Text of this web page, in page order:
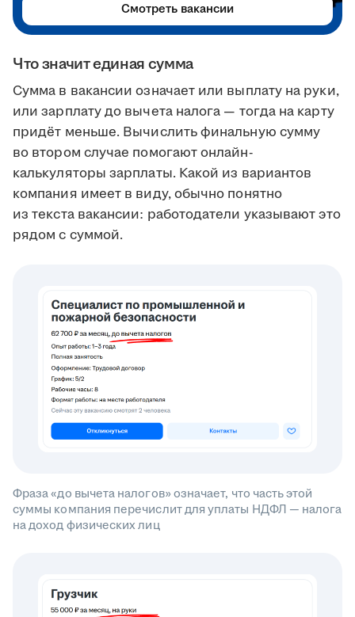
Что значит единая сумма
Сумма в вакансии означает или выплату на руки,
или зарплату до вычета налога — тогда на карту
придёт меньше. Вычислить финальную сумму
во втором случае помогают онлайн-
калькуляторы зарплаты. Какой из вариантов
компания имеет в виду, обычно понятно
из текста вакансии: работодатели указывают это
рядом с суммой.
Фраза «до вычета налогов» означает, что часть этой
суммы компания перечислит для уплаты НДФЛ — налога
на доход физических лиц
Смотреть вакансии